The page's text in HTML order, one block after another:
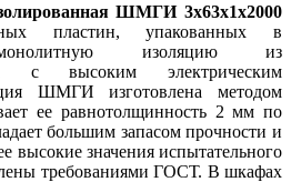
ШМГИ 3х63х1х2000
пластин, упакованных в
монолитную изоляцию из
с высоким электрическим
ШМГИ изготовлена методом
ее равнотолщинность 2 мм по
большим запасом прочности и
высокие значения испытательного
требованиями ГОСТ. В шкафах